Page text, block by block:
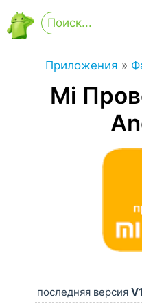
Приложения »
Mi
последняя версия